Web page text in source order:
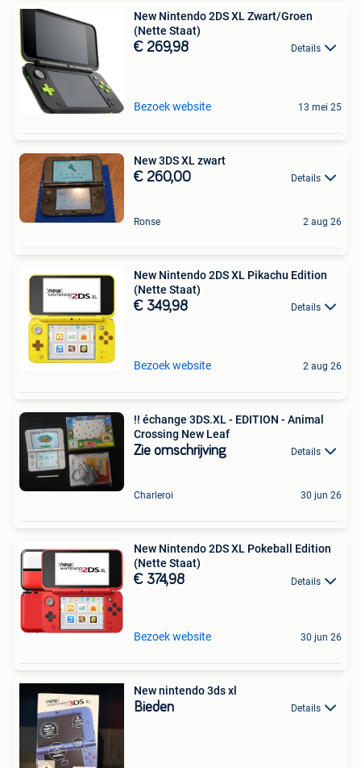
New Nintendo 2DS XL Zwart/Groen
(Nette Staat)
€ 269,98 Details
Bezoek website 13 mei 25
New 3DS XL zwart
€ 260,00 Details
Ronse 2 aug 26
New Nintendo 2DS XL Pikachu Edition
(Nette Staat)
€ 349,98 Details
Bezoek website 2 aug 26
!! échange 3DS.XL - EDITION - Animal
Crossing New Leaf
Zie omschrijving Details
Charleroi 30 jun 26
New Nintendo 2DS XL Pokeball Edition
(Nette Staat)
€ 374,98 Details
Bezoek website 30 jun 26
New nintendo 3ds xl
Bieden Details